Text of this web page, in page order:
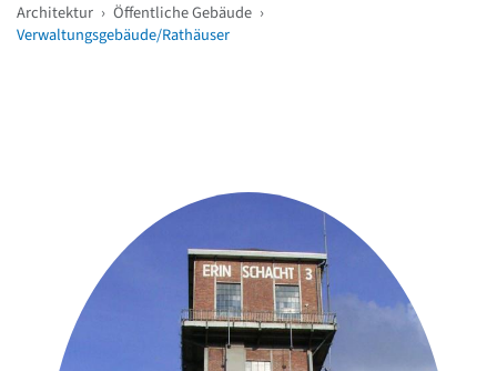
Architektur › Öffentliche Gebäude ›
Verwaltungsgebäude/Rathäuser